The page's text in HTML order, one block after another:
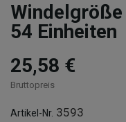
Windelgröße
54 Einheiten
25,58 €
Bruttopreis
Artikel-Nr. 3593